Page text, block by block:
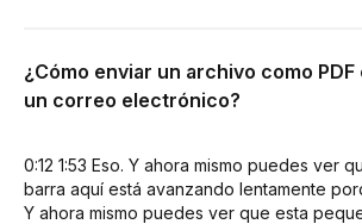
¿Cómo enviar un archivo como PDF
un correo electrónico?
0:12 1:53 Eso. Y ahora mismo puedes ver
barra aquí está avanzando lentamente
Y ahora mismo puedes ver que esta